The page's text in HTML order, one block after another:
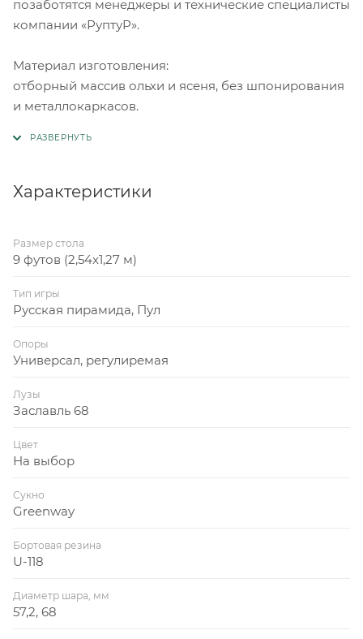
позаботятся менеджеры и технические специалисты
компании «РуптуР».
Материал изготовления:
отборный массив ольхи и ясеня, без шпонирования
и металлокаркасов.
Характеристики
Размер стола
9 футов (2,54x1,27 м)
Тип игры
Русская пирамида, Пул
Опоры
Универсал, регулиремая
Лузы
Заславль 68
Цвет
На выбор
Сукно
Greenway
Бортовая резина
U-118
Диаметр шара, мм
57,2, 68